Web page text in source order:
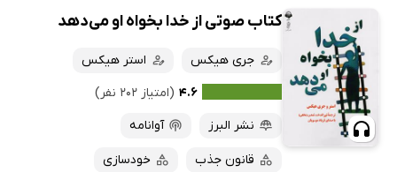
کتاب صوتی از خدا بخواه او می‌دهد
جری هیکس
استر هیکس
۴.۶ (امتیاز ۲۰۲ نفر)
نشر البرز
آوانامه
قانون جذب خودسازی